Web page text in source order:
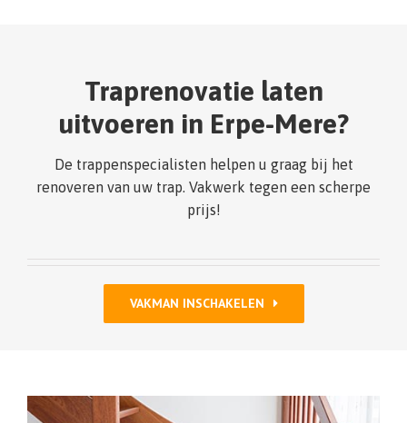
Traprenovatie laten
uitvoeren in Erpe-Mere?
De trappenspecialisten helpen u graag bij het
renoveren van uw trap. Vakwerk tegen een scherpe
prijs!
VAKMAN INSCHAKELEN